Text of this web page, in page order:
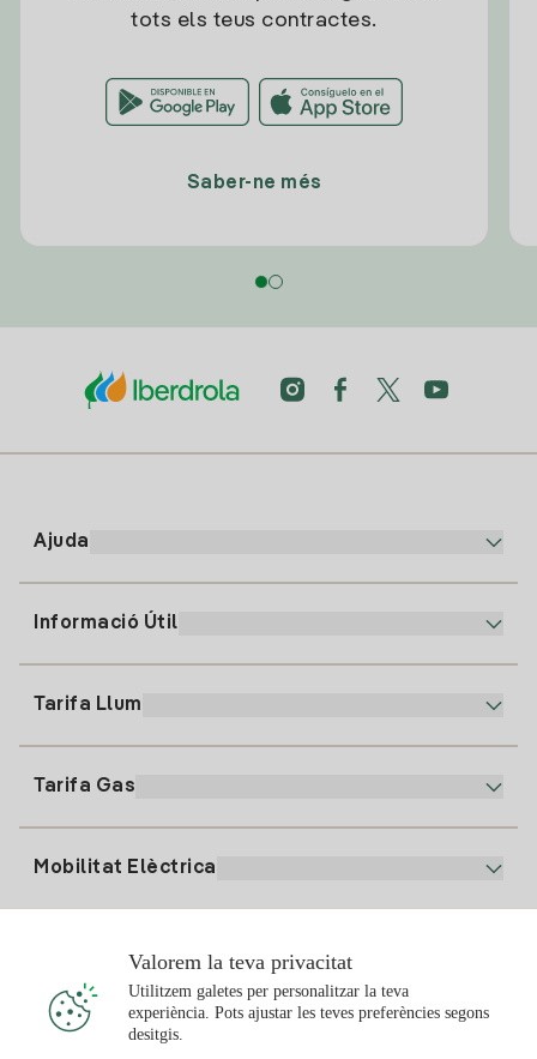
tots els teus contractes.
Saber-ne més
Ajuda
91 919 52 73
clientes@tuiberdrola.es
Informació Útil
Alta Gas
Tarifa Llum
Tarifa Gas
Mobilitat Elèctrica
Punts de Recàrrega
T'interessa
Valorem la teva privacitat
Utilitzem galetes per personalitzar la teva
experiència. Pots ajustar les teves preferències segons
desitgis.